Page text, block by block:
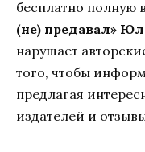
бесплатно полную
(не) предавал»
нарушает
того, чтобы
предлагая
издателей и